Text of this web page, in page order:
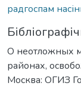
радгоспам
О неотложных
районах,
Москва: ОГИЗ